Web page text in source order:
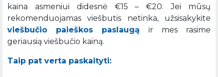
kaina asmeniui didesnė €15 – €20. Jei mūsų
rekomenduojamas viešbutis netinka, užsisakykite
viešbučio paieškos paslaugą ir mes rasime
geriausią viešbučio kainą.
Taip pat verta paskaityti: